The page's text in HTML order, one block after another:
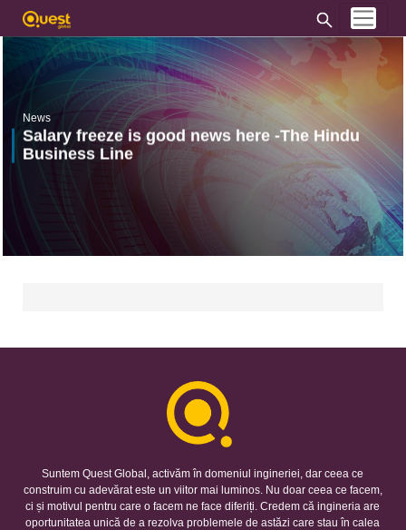
News
Salary freeze is good news here -The Hindu
Business Line
Suntem Quest Global, activăm în domeniul ingineriei, dar ceea ce
construim cu adevărat este un viitor mai luminos. Nu doar ceea ce facem,
ci și motivul pentru care o facem ne face diferiți. Credem că ingineria are
oportunitatea unică de a rezolva problemele de astăzi care stau în calea